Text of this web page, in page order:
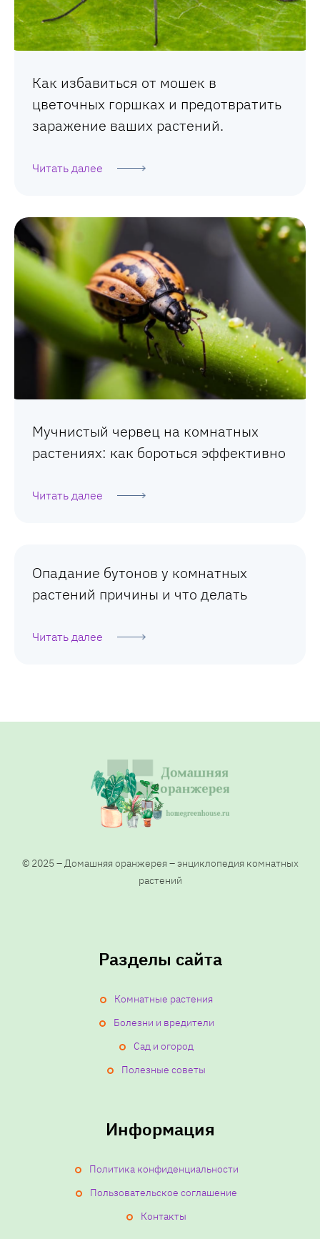
Как избавиться от мошек в
цветочных горшках и предотвратить
заражение ваших растений.
Читать далее
Мучнистый червец на комнатных
растениях: как бороться эффективно
Читать далее
Опадание бутонов у комнатных
растений причины и что делать
Читать далее
© 2025 – Домашняя оранжерея – энциклопедия комнатных
растений
Разделы сайта
Комнатные растения
Болезни и вредители
Сад и огород
Полезные советы
Информация
Политика конфиденциальности
Пользовательское соглашение
Контакты